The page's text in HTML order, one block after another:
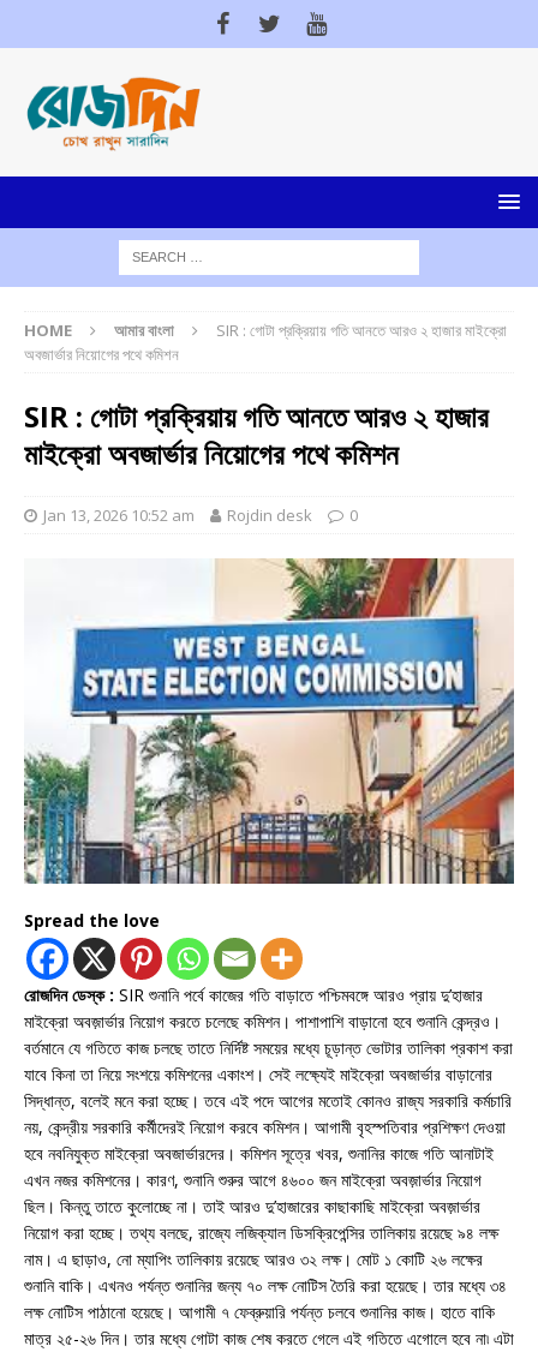
HOME আমার বাংলা
SIR : গোটা প্রক্রিয়ায় গতি আনতে আরও ২ হাজার মাইক্রো
অবজার্ভার নিয়োগের পথে কমিশন
SIR : গোটা প্রক্রিয়ায় গতি আনতে আরও ২ হাজার
মাইক্রো অবজার্ভার নিয়োগের পথে কমিশন
Jan 13, 2026 10:52 am Rojdin desk 0
Spread the love
রোজদিন ডেস্ক : SIR শুনানি পর্বে কাজের গতি বাড়াতে পশ্চিমবঙ্গে আরও প্রায় দু’হাজার
মাইক্রো অবজ়ার্ভার নিয়োগ করতে চলেছে কমিশন। পাশাপাশি বাড়ানো হবে শুনানি কেন্দ্রও।
বর্তমানে যে গতিতে কাজ চলছে তাতে নির্দিষ্ট সময়ের মধ্যে চূড়ান্ত ভোটার তালিকা প্রকাশ করা
যাবে কিনা তা নিয়ে সংশয়ে কমিশনের একাংশ। সেই লক্ষ্যেই মাইক্রো অবজার্ভার বাড়ানোর
সিদ্ধান্ত, বলেই মনে করা হচ্ছে। তবে এই পদে আগের মতোই কোনও রাজ্য সরকারি কর্মচারি
নয়, কেন্দ্রীয় সরকারি কর্মীদেরই নিয়োগ করবে কমিশন। আগামী বৃহস্পতিবার প্রশিক্ষণ দেওয়া
হবে নবনিযুক্ত মাইক্রো অবজার্ভারদের। কমিশন সূত্রে খবর, শুনানির কাজে গতি আনাটাই
এখন নজর কমিশনের। কারণ, শুনানি শুরুর আগে ৪৬০০ জন মাইক্রো অবজ়ার্ভার নিয়োগ
ছিল। কিন্তু তাতে কুলোচ্ছে না। তাই আরও দু’হাজারের কাছাকাছি মাইক্রো অবজ়ার্ভার
নিয়োগ করা হচ্ছে। তথ্য বলছে, রাজ্যে লজিক্যাল ডিসক্রিপেন্সির তালিকায় রয়েছে ৯৪ লক্ষ
নাম। এ ছাড়াও, নো ম্যাপিং তালিকায় রয়েছে আরও ৩২ লক্ষ। মোট ১ কোটি ২৬ লক্ষের
শুনানি বাকি। এখনও পর্যন্ত শুনানির জন্য ৭০ লক্ষ নোটিস তৈরি করা হয়েছে। তার মধ্যে ৩৪
লক্ষ নোটিস পাঠানো হয়েছে। আগামী ৭ ফেব্রুয়ারি পর্যন্ত চলবে শুনানির কাজ। হাতে বাকি
মাত্র ২৫-২৬ দিন। তার মধ্যে গোটা কাজ শেষ করতে গেলে এই গতিতে এগোলে হবে না৷ এটা